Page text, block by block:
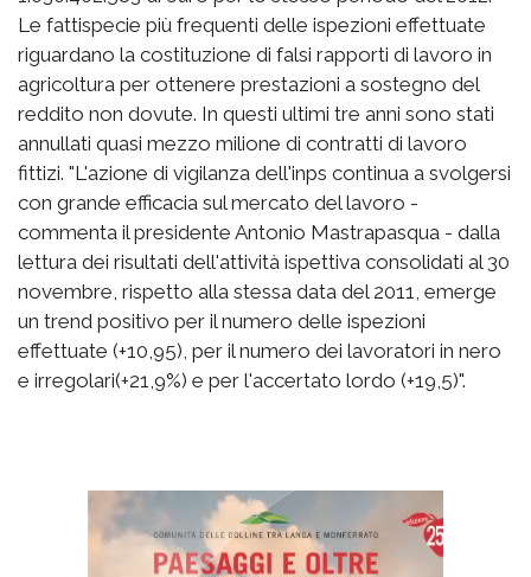
Le fattispecie più frequenti delle ispezioni effettuate
riguardano la costituzione di falsi rapporti di lavoro in
agricoltura per ottenere prestazioni a sostegno del
reddito non dovute. In questi ultimi tre anni sono stati
annullati quasi mezzo milione di contratti di lavoro
fittizi. "L'azione di vigilanza dell'inps continua a svolgersi
con grande efficacia sul mercato del lavoro -
commenta il presidente Antonio Mastrapasqua - dalla
lettura dei risultati dell'attività ispettiva consolidati al 30
novembre, rispetto alla stessa data del 2011, emerge
un trend positivo per il numero delle ispezioni
effettuate (+10,95), per il numero dei lavoratori in nero
e irregolari(+21,9%) e per l'accertato lordo (+19,5)".